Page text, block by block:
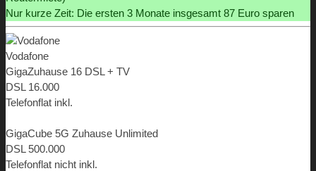
Nur kurze Zeit: Die ersten 3 Monate insgesamt 87 Euro sparen
Vodafone
GigaZuhause 16 DSL + TV
DSL 16.000
Telefonflat inkl.
GigaCube 5G Zuhause Unlimited
DSL 500.000
Telefonflat nicht inkl.